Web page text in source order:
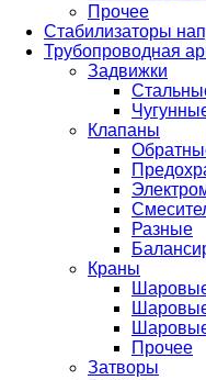
Прочее
Стабилизаторы
Трубопроводная
Задвижки
Клапаны
Разные
Краны
Прочее
Затворы